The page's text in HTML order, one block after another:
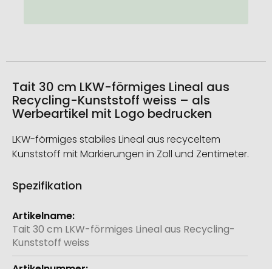
Tait 30 cm LKW-förmiges Lineal aus
Recycling-Kunststoff weiss – als
Werbeartikel mit Logo bedrucken
LKW-förmiges stabiles Lineal aus recyceltem
Kunststoff mit Markierungen in Zoll und Zentimeter.
Spezifikation
Weitere
Informationen
Tait 30 cm LKW-förmiges Lineal aus Recycling-
Kunststoff weiss